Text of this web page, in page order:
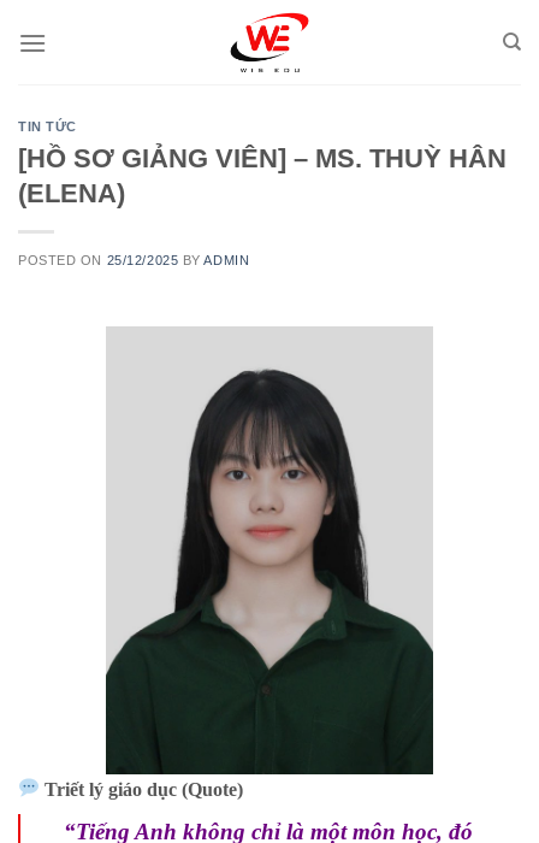
TIN TỨC
[HỒ SƠ GIẢNG VIÊN] – MS. THUỲ HÂN
(ELENA)
POSTED ON 25/12/2025 BYADMIN
Triết lý giáo dục (Quote)
“Tiếng Anh không chỉ là một môn học, đó